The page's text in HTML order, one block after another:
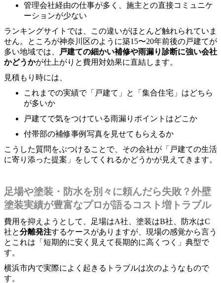
管理会社経由の仕事が多く、施主との直接コミュニケ
ーションが少ない
ランキングサイトでは、この違いがほとんど触れられていま
せん。ところが神奈川区のように築15〜20年前後の戸建てが
多い地域では、
戸建ての細かい補修や雨漏り診断に強い会社
かどうかが仕上がりと費用対効果に直結します。
見積もり時には、
これまでの実績で「戸建て」と「集合住宅」はどちら
が多いか
戸建てで気をつけている雨漏りポイントはどこか
付帯部の補修事例写真を見せてもらえるか
こうした質問をぶつけることで、その会社が「戸建ての生活
に寄り添った提案」をしてくれるかどうかが見えてきます。
足場や塗装・防水を別々に頼んだら失敗？外壁
塗装実績が豊富なプロが語るコスト増トラブル
費用を抑えようとして、足場はA社、塗装はB社、防水はC
社と分離発注するケースがありますが、現場の感覚から言う
とこれは「短期的に安く見えて長期的に高くつく」典型で
す。
横浜市内で実際によく起きるトラブルは次のようなもので
す。